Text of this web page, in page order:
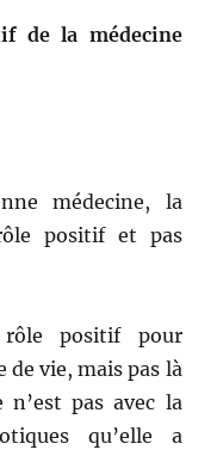
de la médecine
médecine, la
positif et pas
positif pour
de vie, mais pas là
pas avec la
qu’elle a